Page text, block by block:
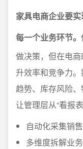
家具电商企业要
每一个业务环节。
做决策，但在电
升效率和竞争力
趋势、库存风险、
让管理层从“看报表
自动化采集销
多维度拆解业